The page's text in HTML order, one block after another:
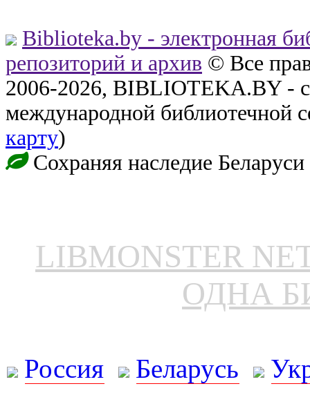
Biblioteka.by - электронная
репозиторий и архив © Все
2006-2026, BIBLIOTEKA.BY -
международной библиотечной
карту)
Сохраняя наследие Беларуси
LIBMONSTER
ОДНА
Россия Беларусь